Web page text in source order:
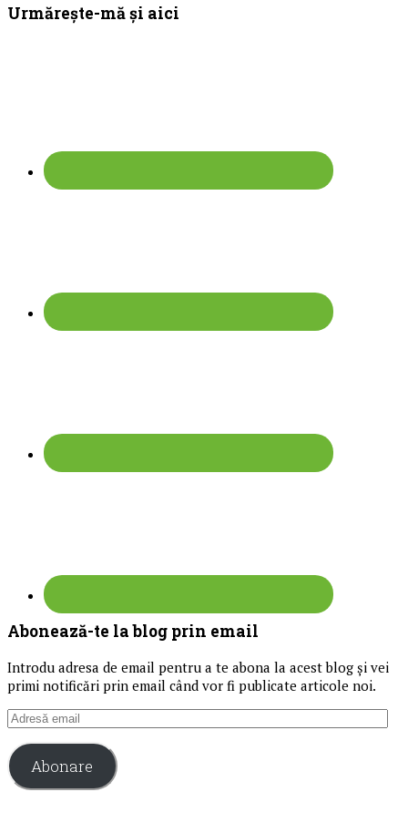
Bara
Urmărește-mă și aici
Abonează-te la blog prin email
Introdu adresa de email pentru a te abona la acest blog și vei
primi notificări prin email când vor fi publicate articole noi.
Adresă
email
Abonare